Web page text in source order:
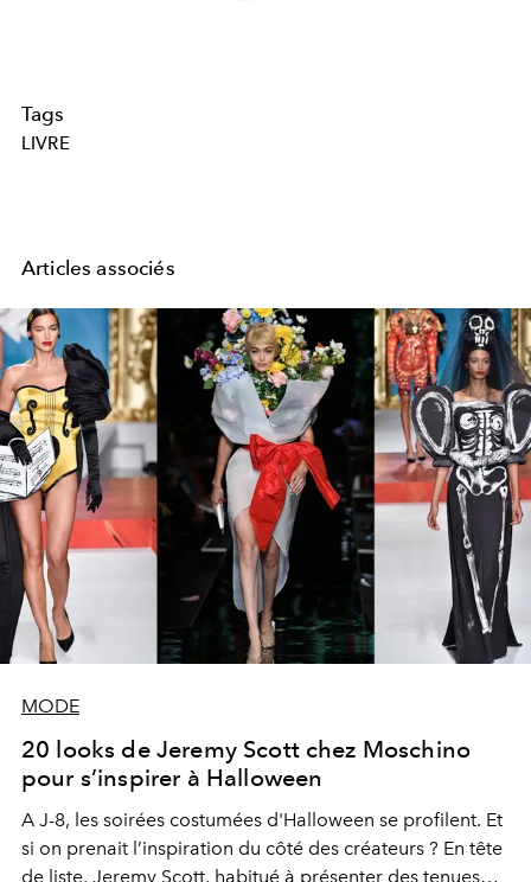
Tags
LIVRE
Articles associés
MODE
20 looks de Jeremy Scott chez Moschino
pour s’inspirer à Halloween
A J-8, les soirées costumées d'Halloween se profilent. Et
si on prenait l’inspiration du côté des créateurs ? En tête
de liste, Jeremy Scott, habitué à présenter des tenues